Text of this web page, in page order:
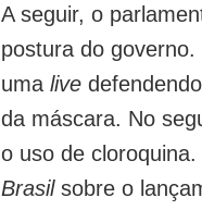
A seguir, o
postura do
uma live
da máscara. No
o uso de
Brasilsobre o